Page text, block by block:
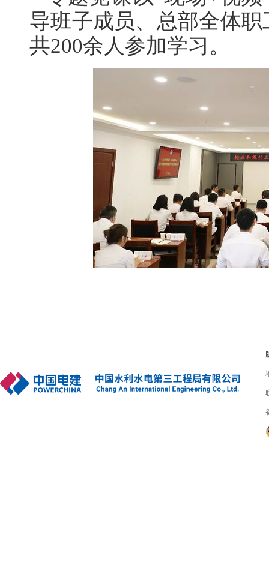
导班子成员、总部全体
共200余人参加学习。